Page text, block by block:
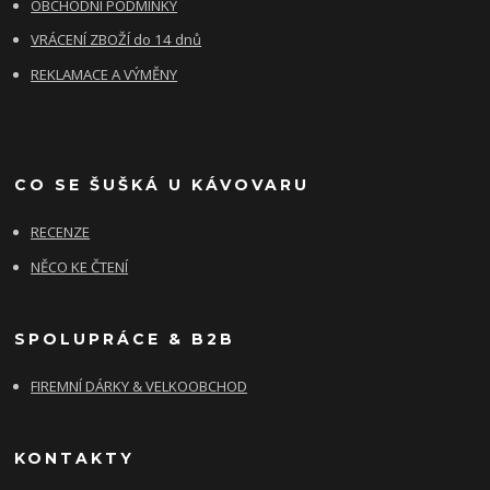
OBCHODNÍ PODMÍNKY
VRÁCENÍ ZBOŽÍ do 14 dnů
REKLAMACE A VÝMĚNY
CO SE ŠUŠKÁ U KÁVOVARU
RECENZE
NĚCO KE ČTENÍ
SPOLUPRÁCE & B2B
FIREMNÍ DÁRKY & VELKOOBCHOD
KONTAKTY